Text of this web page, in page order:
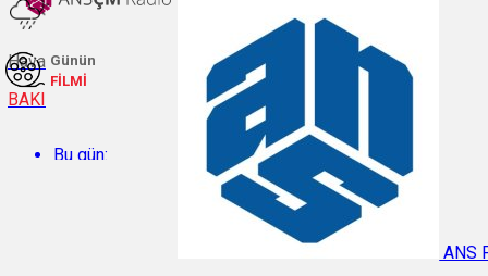
Hava
BAKI
Bu gün:
Temperatur: 27.2°C. Rütubət: 55%.
Günün
FİLMİ
ANS